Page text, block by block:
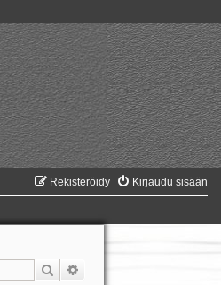
Kirjaudu sisään
Rekisteröidy
Etsi